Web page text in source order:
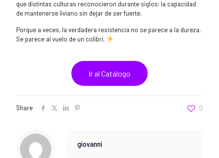
que distintas culturas reconocieron durante siglos: la capacidad
de mantenerse liviano sin dejar de ser fuerte.
Porque a veces, la verdadera resistencia no se parece a la dureza.
Se parece al vuelo de un colibrí.
Ir al Catálogo
Share 0
giovanni